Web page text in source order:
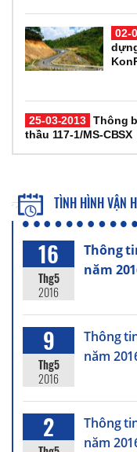
02-
25-03-2013 Thông
thầu 117-1/MS-CBSX
TÌNH HÌNH VẬN
16
Thg5
2016
Thông
năm
9
Thg5
2016
Thông
năm
2
Thông
năm